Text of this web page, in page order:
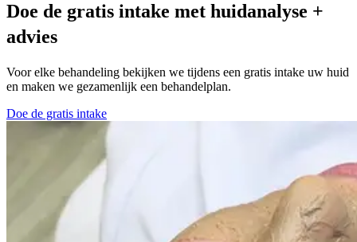
Doe de gratis intake met huidanalyse +
advies
Voor elke behandeling bekijken we tijdens een gratis intake uw huid
en maken we gezamenlijk een behandelplan.
Doe de gratis intake